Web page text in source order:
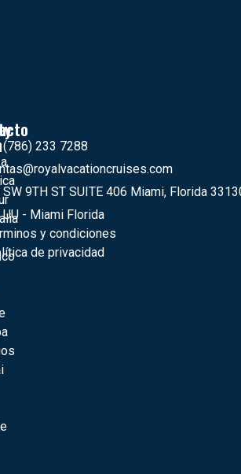
(786) 233 7288
9TH ST SUITE 406 Miami, Florida
UU - Miami Florida
y condiciones
de privacidad